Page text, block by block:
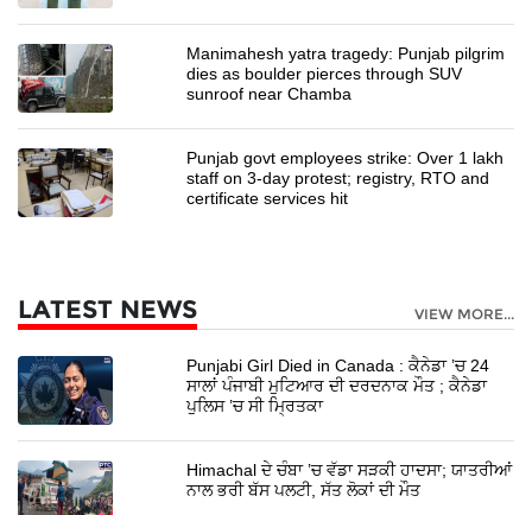
Manimahesh yatra tragedy: Punjab pilgrim
dies as boulder pierces through SUV
sunroof near Chamba
Punjab govt employees strike: Over 1 lakh
staff on 3-day protest; registry, RTO and
certificate services hit
LATEST NEWS VIEW MORE...
Punjabi Girl Died in Canada : ਕੈਨੇਡਾ ’ਚ 24
ਸਾਲਾਂ ਪੰਜਾਬੀ ਮੁਟਿਆਰ ਦੀ ਦਰਦਨਾਕ ਮੌਤ ; ਕੈਨੇਡਾ
ਪੁਲਿਸ ’ਚ ਸੀ ਮ੍ਰਿਤਕਾ
Himachal ਦੇ ਚੰਬਾ ’ਚ ਵੱਡਾ ਸੜਕੀ ਹਾਦਸਾ; ਯਾਤਰੀਆਂ
ਨਾਲ ਭਰੀ ਬੱਸ ਪਲਟੀ, ਸੱਤ ਲੋਕਾਂ ਦੀ ਮੌਤ